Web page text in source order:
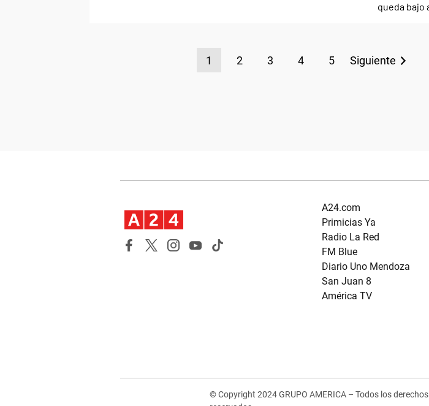
1 2 3 4 5 Siguiente
A24.com
Primicias Ya
Radio La Red
FM Blue
Diario Uno Mendoza
San Juan 8
América TV
© Copyright 2024 GRUPO AMERICA – Todos los derechos